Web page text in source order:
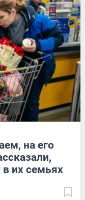
на его
их семьях